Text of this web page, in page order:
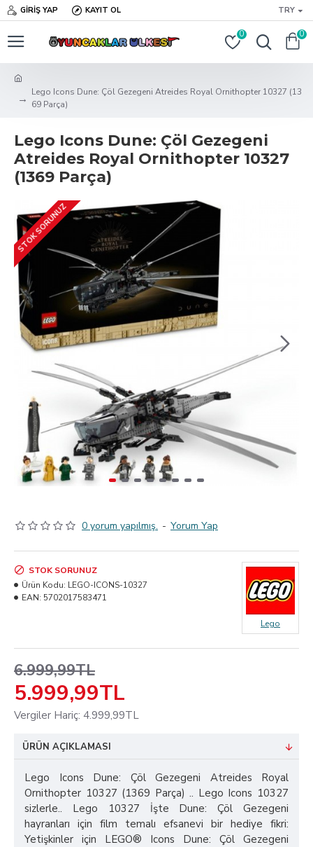
GIRIŞ YAP KAYIT OL TRY
0 0
Lego Icons Dune: Çöl Gezegeni Atreides Royal Ornithopter 10327 (13
69 Parça)
Lego Icons Dune: Çöl Gezegeni
Atreides Royal Ornithopter 10327
(1369 Parça)
STOK SORUNUZ
0 yorum yapılmış. - Yorum Yap
5.999,99TL
6.999,99TL
Vergiler Hariç: 4.999,99TL
STOK SORUNUZ
Ürün Kodu: LEGO-ICONS-10327
EAN: 5702017583471
Lego
ÜRÜN AÇIKLAMASI
Lego Icons Dune: Çöl Gezegeni Atreides Royal
Ornithopter 10327 (1369 Parça) .. Lego Icons 10327
sizlerle.. Lego 10327 İşte Dune: Çöl Gezegeni
hayranları için film temalı efsanevi bir hediye fikri:
Yetişkinler için LEGO® Icons Dune: Çöl Gezegeni